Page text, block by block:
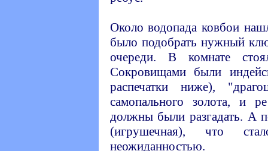
Около водопада ковбои
было подобрать нужный
очереди. В комнате
Сокровищами были
распечатки ниже),
самопального золота, и
должны были разгадать. А
(игрушечная), что
неожиданностью.